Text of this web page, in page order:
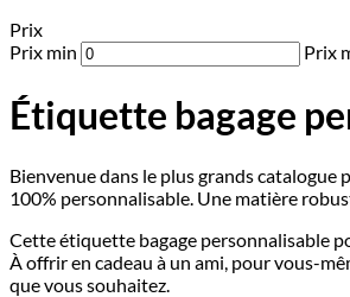
Prix
Prix min
Prix
Étiquette bagage
Bienvenue dans le plus grands
100% personnalisable. Une matière
Cette étiquette bagage personnalisable
À offrir en cadeau à un ami, pour vous-
que vous souhaitez.